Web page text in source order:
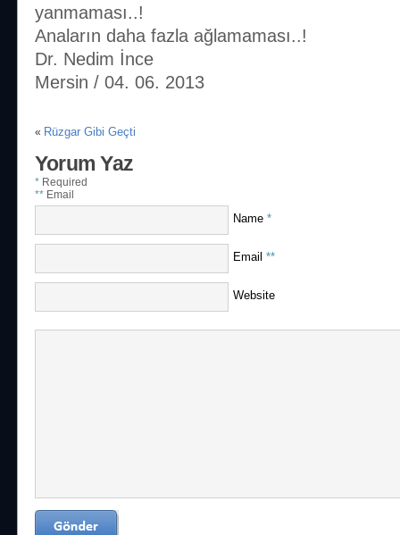
yanmaması..!
Anaların daha fazla ağlamaması..!
Dr. Nedim İnce
Mersin / 04. 06. 2013
« Rüzgar Gibi Geçti
Yorum Yaz
* Required
** Email
Name *
Email **
Website